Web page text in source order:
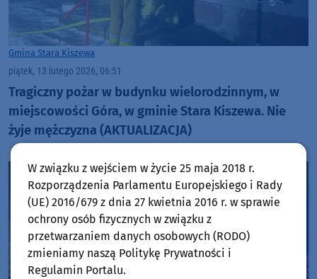
Gmina Stara Kiszewa
piątek, 13 lutego 2026, 06:51
Tragiczny pożar w budynku wielorodzinnym, w
miejscowości Góra, w gminie Stara Kiszewa. Nie
żyje mężczyzna (AKTUALIZACJA)
W związku z wejściem w życie 25 maja 2018 r.
Rozporządzenia Parlamentu Europejskiego i Rady
(UE) 2016/679 z dnia 27 kwietnia 2016 r. w sprawie
ochrony osób fizycznych w związku z
przetwarzaniem danych osobowych (RODO)
zmieniamy naszą Politykę Prywatności i
Regulamin Portalu.